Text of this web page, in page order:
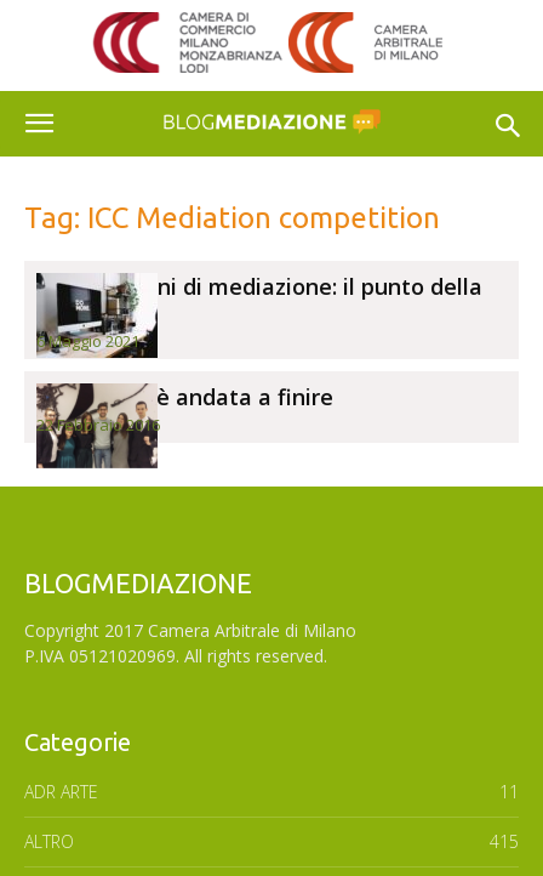
Tag: ICC Mediation competition
Competizioni di mediazione: il punto della
situazione
6 Maggio 2021
4 CIM: com’è andata a finire
22 Febbraio 2016
BLOGMEDIAZIONE
Copyright 2017 Camera Arbitrale di Milano
P.IVA 05121020969. All rights reserved.
Categorie
ADR ARTE 11
ALTRO 415